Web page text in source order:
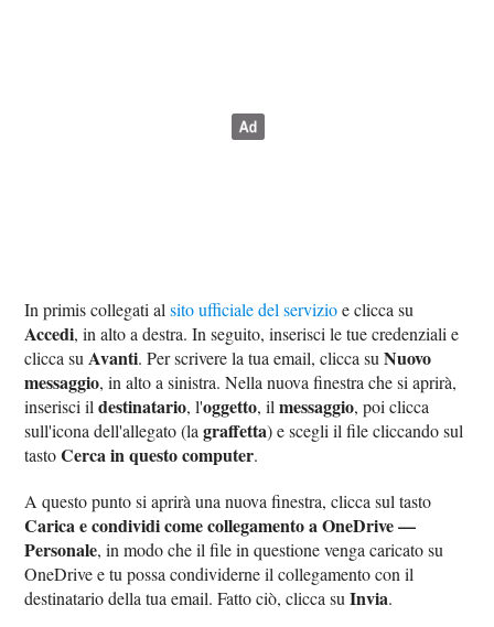
In primis collegati alsito ufficiale del servizioe clicca su
Accedi, in alto a destra. In seguito, inserisci le tue credenziali e
clicca su Avanti. Per scrivere la tua email, clicca suNuovo
messaggio, in alto a sinistra. Nella nuova finestra che si aprirà,
inserisci ildestinatario, l'oggetto, ilmessaggio, poi clicca
sull'icona dell'allegato (lagraffetta) e scegli il file cliccando sul
tastoCerca in questo computer.
A questo punto si aprirà una nuova finestra, clicca sul tasto
Carica e condividi come collegamento a OneDrive —
Personale, in modo che il file in questione venga caricato su
OneDrive e tu possa condividerne il collegamento con il
destinatario della tua email. Fatto ciò, clicca suInvia.